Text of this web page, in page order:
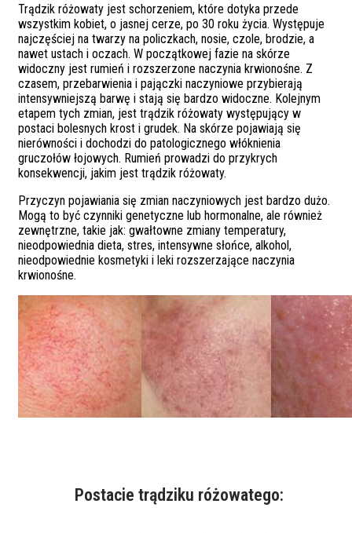
Trądzik różowaty jest schorzeniem, które dotyka przede
wszystkim kobiet, o jasnej cerze, po 30 roku życia. Występuje
najczęściej na twarzy na policzkach, nosie, czole, brodzie, a
nawet ustach i oczach. W początkowej fazie na skórze
widoczny jest rumień i rozszerzone naczynia krwionośne. Z
czasem, przebarwienia i pajączki naczyniowe przybierają
intensywniejszą barwę i stają się bardzo widoczne. Kolejnym
etapem tych zmian, jest trądzik różowaty występujący w
postaci bolesnych krost i grudek. Na skórze pojawiają się
nierówności i dochodzi do patologicznego włóknienia
gruczołów łojowych. Rumień prowadzi do przykrych
konsekwencji, jakim jest trądzik różowaty.
Przyczyn pojawiania się zmian naczyniowych jest bardzo dużo.
Mogą to być czynniki genetyczne lub hormonalne, ale również
zewnętrzne, takie jak: gwałtowne zmiany temperatury,
nieodpowiednia dieta, stres, intensywne słońce, alkohol,
nieodpowiednie kosmetyki i leki rozszerzające naczynia
krwionośne.
Postacie trądziku różowatego: